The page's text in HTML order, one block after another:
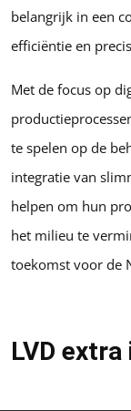
belangrijk in een
efficiëntie en
Met de focus op
te spelen op de
integratie van
helpen om hun
het milieu te
toekomst voor de
LVD